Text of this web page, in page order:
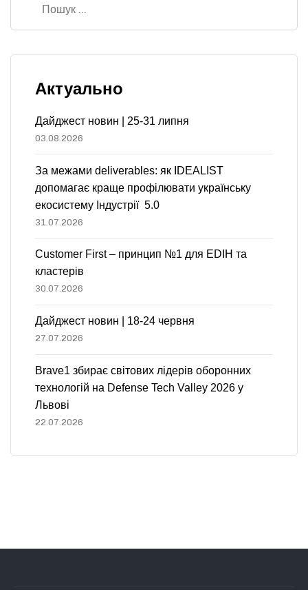
Актуально
Дайджест новин | 25-31 липня
03.08.2026
За межами deliverables: як IDEALIST
допомагає краще профілювати українську
екосистему Індустрії 5.0
31.07.2026
Customer First – принцип №1 для EDIH та
кластерів
30.07.2026
Дайджест новин | 18-24 червня
27.07.2026
Brave1 збирає світових лідерів оборонних
технологій на Defense Tech Valley 2026 у
Львові
22.07.2026